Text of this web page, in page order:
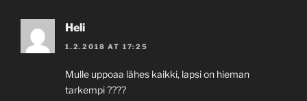
Heli
1.2.2018 AT 17:25
Mulle uppoaa lähes kaikki, lapsi on hieman
tarkempi ????